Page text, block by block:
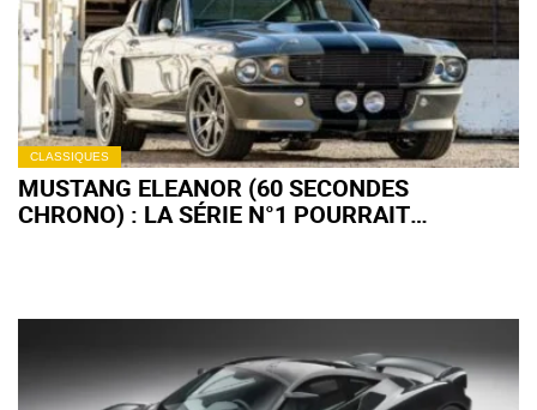
CLASSIQUES
MUSTANG ELEANOR (60 SECONDES
CHRONO) : LA SÉRIE N°1 POURRAIT